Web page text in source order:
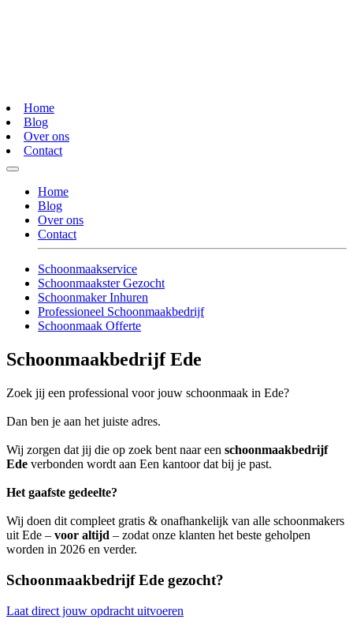
Home
Blog
Over ons
Contact
Home
Blog
Over ons
Contact
Schoonmaakservice
Schoonmaakster Gezocht
Schoonmaker Inhuren
Professioneel Schoonmaakbedrijf
Schoonmaak Offerte
Schoonmaakbedrijf Ede
Zoek jij een professional voor jouw schoonmaak in Ede?
Dan ben je aan het juiste adres.
Wij zorgen dat jij die op zoek bent naar een schoonmaakbedrijf
Ede verbonden wordt aan Een kantoor dat bij je past.
Het gaafste gedeelte?
Wij doen dit compleet gratis & onafhankelijk van alle schoonmakers
uit Ede – voor altijd – zodat onze klanten het beste geholpen
worden in 2026 en verder.
Schoonmaakbedrijf Ede gezocht?
Laat direct jouw opdracht uitvoeren